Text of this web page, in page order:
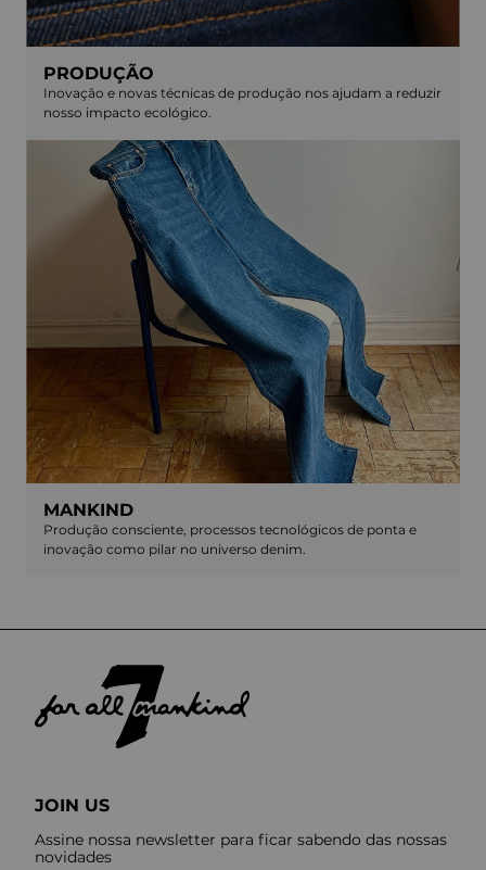
PRODUÇÃO
Inovação e novas técnicas de produção nos ajudam a reduzir
nosso impacto ecológico.
MANKIND
Produção consciente, processos tecnológicos de ponta e
inovação como pilar no universo denim.
JOIN US
Assine nossa newsletter para ficar sabendo das nossas
novidades